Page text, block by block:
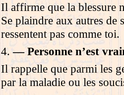
Il affirme que la blessure
Se plaindre aux autres de
ressentent pas comme toi.
4.—Personne n’est
Il rappelle que parmi les
par la maladie ou les